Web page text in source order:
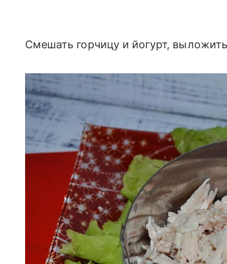
Смешать горчицу и йогурт,